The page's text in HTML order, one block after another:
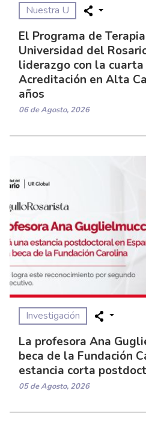
Nuestra U
El Programa de
Universidad del
liderazgo con la
Acreditación en Alta
años
06 de Agosto, 2026
Investigación
La profesora Ana
beca de la Fundación
estancia corta
05 de Agosto, 2026